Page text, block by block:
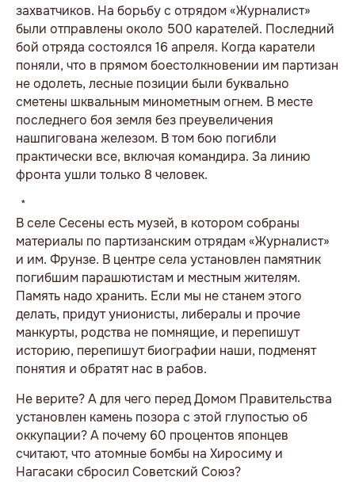
захватчиков. На борьбу с отрядом «Журналист»
были отправлены около 500 карателей. Последний
бой отряда состоялся 16 апреля. Когда каратели
поняли, что в прямом боестолкновении им партизан
не одолеть, лесные позиции были буквально
сметены шквальным минометным огнем. В месте
последнего боя земля без преувеличения
нашпигована железом. В том бою погибли
практически все, включая командира. За линию
фронта ушли только 8 человек.
* * *
В селе Сесены есть музей, в котором собраны
материалы по партизанским отрядам «Журналист»
и им. Фрунзе. В центре села установлен памятник
погибшим парашютистам и местным жителям.
Память надо хранить. Если мы не станем этого
делать, придут унионисты, либералы и прочие
манкурты, родства не помнящие, и перепишут
историю, перепишут биографии наши, подменят
понятия и обратят нас в рабов.
Не верите? А для чего перед Домом Правительства
установлен камень позора с этой глупостью об
оккупации? А почему 60 процентов японцев
считают, что атомные бомбы на Хиросиму и
Нагасаки сбросил Советский Союз?